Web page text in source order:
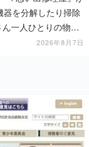
を分解したり掃除
一人ひとりの物語
2026年8月7日